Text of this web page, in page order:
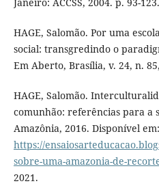
HAGE, Salomão. Por uma
social: transgredindo o
Em Aberto, Brasília, v. 24, n.
HAGE, Salomão.
comunhão: referências para a
Amazônia, 2016. Disponível em:
https://
sobre-uma-amazonia-de-
2021.